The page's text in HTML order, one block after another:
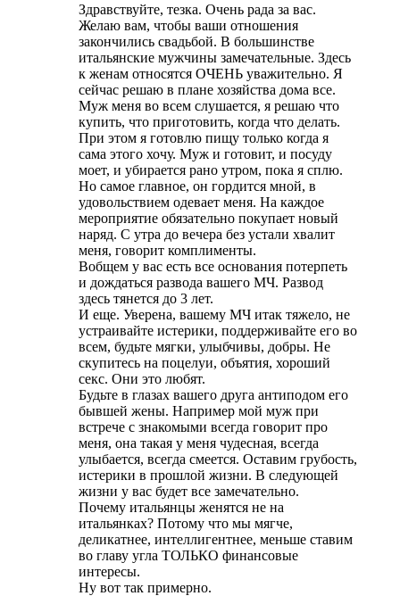
Здравствуйте, тезка. Очень рада за вас.
Желаю вам, чтобы ваши отношения
закончились свадьбой. В большинстве
итальянские мужчины замечательные. Здесь
к женам относятся ОЧЕНЬ уважительно. Я
сейчас решаю в плане хозяйства дома все.
Муж меня во всем слушается, я решаю что
купить, что приготовить, когда что делать.
При этом я готовлю пищу только когда я
сама этого хочу. Муж и готовит, и посуду
моет, и убирается рано утром, пока я сплю.
Но самое главное, он гордится мной, в
удовольствием одевает меня. На каждое
мероприятие обязательно покупает новый
наряд. С утра до вечера без устали хвалит
меня, говорит комплименты.
Вобщем у вас есть все основания потерпеть
и дождаться развода вашего МЧ. Развод
здесь тянется до 3 лет.
И еще. Уверена, вашему МЧ итак тяжело, не
устраивайте истерики, поддерживайте его во
всем, будьте мягки, улыбчивы, добры. Не
скупитесь на поцелуи, объятия, хороший
секс. Они это любят.
Будьте в глазах вашего друга антиподом его
бывшей жены. Например мой муж при
встрече с знакомыми всегда говорит про
меня, она такая у меня чудесная, всегда
улыбается, всегда смеется. Оставим грубость,
истерики в прошлой жизни. В следующей
жизни у вас будет все замечательно.
Почему итальянцы женятся не на
итальянках? Потому что мы мягче,
деликатнее, интеллигентнее, меньше ставим
во главу угла ТОЛЬКО финансовые
интересы.
Ну вот так примерно.